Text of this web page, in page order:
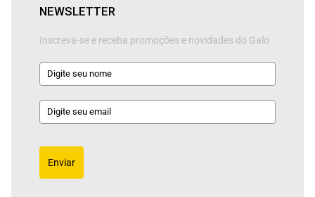
NEWSLETTER
Inscreva-se e receba promoções e novidades do Galo
Enviar